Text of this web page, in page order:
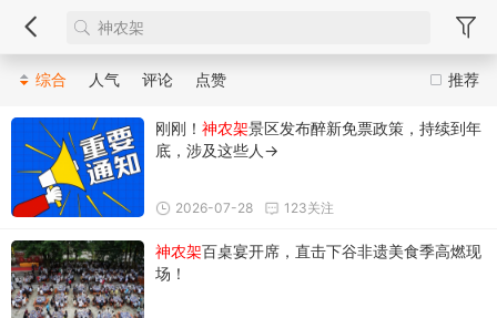
推荐
综合 人气 评论 点赞
刚刚！ 神农架景区发布醉新免票政策，持续到年
底，涉及这些人→
123关注
2026-07-28
神农架百桌宴开席，直击下谷非遗美食季高燃现
场！